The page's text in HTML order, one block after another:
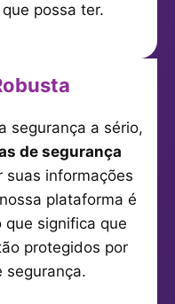
possa ter.
segurança a sério,
de segurança
suas informações
plataforma é
significa que
protegidos por
segurança.